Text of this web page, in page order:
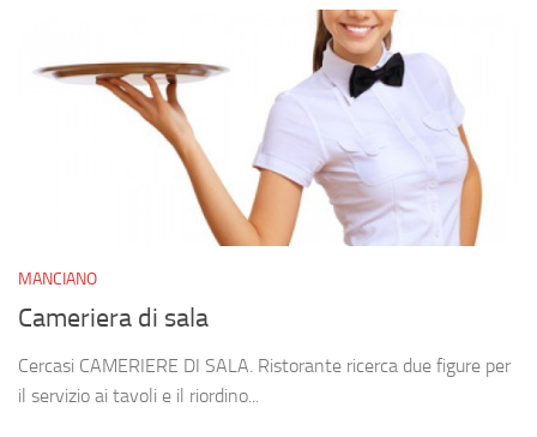
MANCIANO
Cameriera di sala
Cercasi CAMERIERE DI SALA. Ristorante ricerca due figure per
il servizio ai tavoli e il riordino...